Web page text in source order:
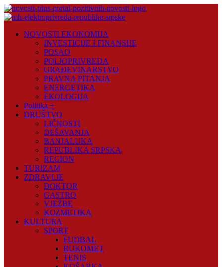
Skip
to
Plus
NOVOSTI EKONOMIJA
INVESTICIJE I FINANSIJE
POSAO
POLJOPRIVREDA
GRAĐEVINARSTVO
PRAVNA PITANJA
ENERGETIKA
EKOLOGIJA
Politika +
DRUŠTVO
LIČNOSTI
DEŠAVANJA
BANJALUKA
REPUBLIKA SRPSKA
REGION
TURIZAM
ZDRAVLJE
DOKTOR
GASTRO
VJEŽBE
KOZMETIKA
KULTURA
SPORT
FUDBAL
RUKOMET
TENIS